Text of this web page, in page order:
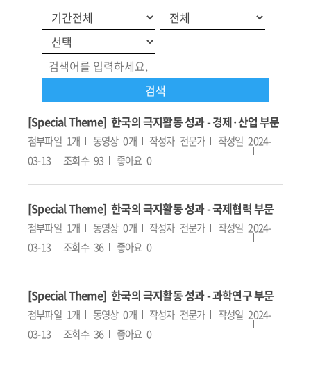
[Special Theme] 한국의 극지활동 성과 - 경제·산업 부문
첨부파일 1개 동영상 0개 작성자 전문가 작성일 2024-
03-13
조회수 93 좋아요 0
[Special Theme] 한국의 극지활동 성과 - 국제협력 부문
첨부파일 1개 동영상 0개 작성자 전문가 작성일 2024-
03-13
조회수 36 좋아요 0
[Special Theme] 한국의 극지활동 성과 - 과학연구 부문
첨부파일 1개 동영상 0개 작성자 전문가 작성일 2024-
03-13
조회수 36 좋아요 0